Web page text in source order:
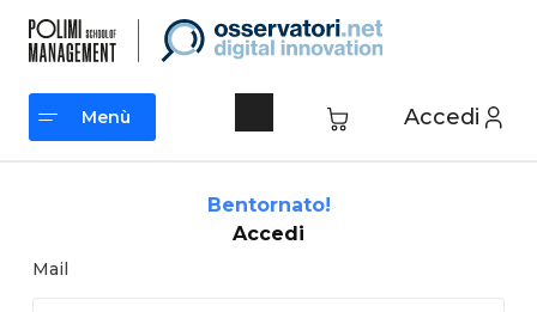
contenuto
Accedi
Menù
Bentornato!
Accedi
Mail